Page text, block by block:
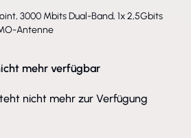
3000 Mbits Dual-Band, 1x 2,5Gbits
Antenne
mehr verfügbar
nicht mehr zur Verfügung